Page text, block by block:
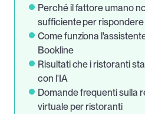
Perché il fattore umano
sufficiente per rispondere
Come funziona
Bookline
Risultati che i ristoranti
con l'IA
Domande frequenti sulla
virtuale per ristoranti